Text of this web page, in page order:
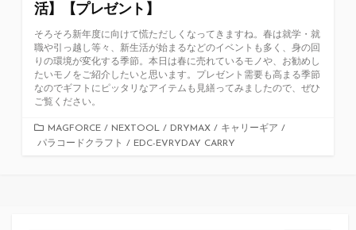
活】【プレゼント】
そろそろ新年度に向けて慌ただしくなってきますね。春は就学・就
職や引っ越し等々、新生活が始まるなどのイベントも多く、身の回
りの環境が変化する季節。本日は春に売れているモノや、お勧めし
たいモノをご紹介したいと思います。プレゼント需要も高まる季節
なのでギフトにピッタリなアイテムも見繕ってみましたので、ぜひ
ご覧ください。
カ
テ
MAGFORCE / NEXTOOL / DRYMAX / キャリーギア /
パラコードクラフト / EDC-EVRYDAY CARRY